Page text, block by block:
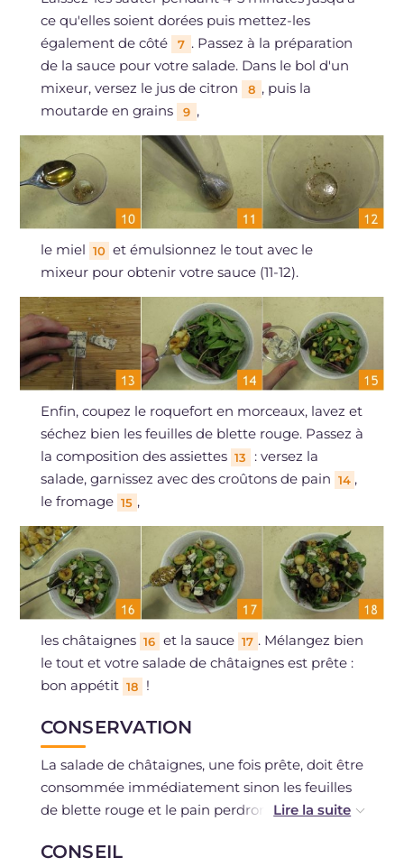
ce qu'elles soient dorées puis mettez-les
également de côté
7 . Passez à la préparation
de la sauce pour votre salade. Dans le bol d'un
mixeur, versez le jus de citron
8 , puis la
moutarde en grains
9 ,
le miel 10 et émulsionnez le tout avec le
mixeur pour obtenir votre sauce (11-12).
Enfin, coupez le roquefort en morceaux, lavez et
séchez bien les feuilles de blette rouge. Passez à
la composition des assiettes 13
: versez la
salade, garnissez avec des croûtons de pain 14 ,
le fromage 15 ,
les châtaignes 16 et la sauce 17 . Mélangez bien
le tout et votre salade de châtaignes est prête :
bon appétit 18 !
CONSERVATION
La salade de châtaignes, une fois prête, doit être
consommée immédiatement sinon les feuilles
de blette rouge et le pain perdront de leur
conserver. Vous pouvez au maximum préparer
CONSEIL